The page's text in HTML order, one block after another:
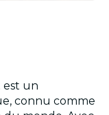
est un
connu comme